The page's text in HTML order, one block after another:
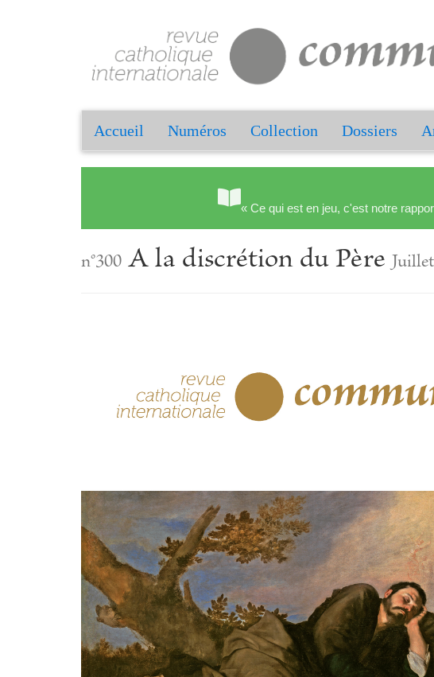
Accueil Numéros Collection Dossiers
« Ce qui est en jeu, c'est notre
n°300 A la discrétion du Père